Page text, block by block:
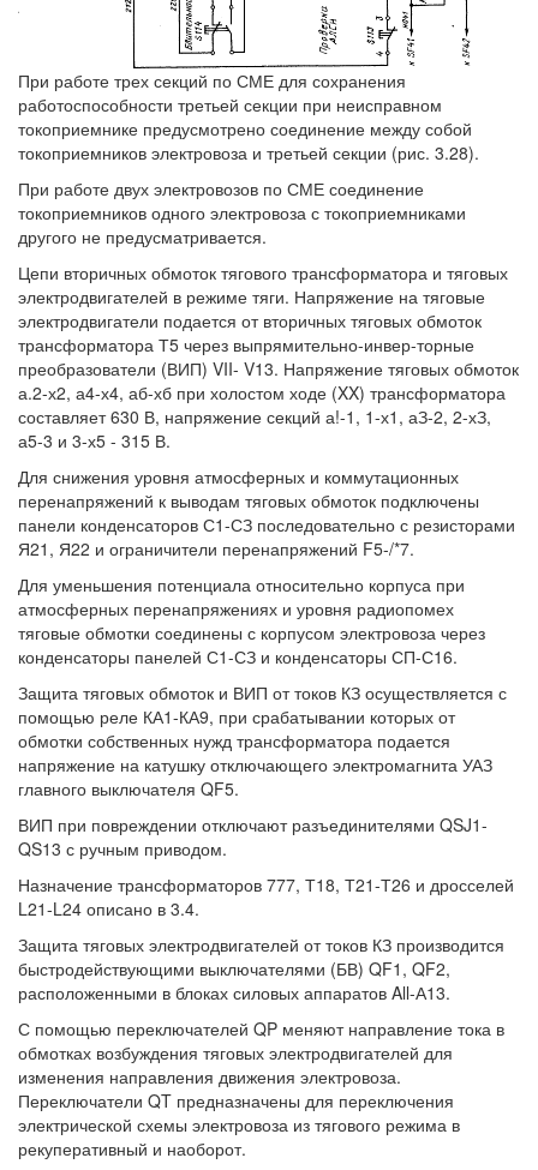
При работе трех секций по СМЕ для сохранения
работоспособности третьей секции при неисправном
токоприемнике предусмотрено соединение между собой
токоприемников электровоза и третьей секции (рис. 3.28).
При работе двух электровозов по СМЕ соединение
токоприемников одного электровоза с токоприемниками
другого не предусматривается.
Цепи вторичных обмоток тягового трансформатора и тяговых
электродвигателей в режиме тяги. Напряжение на тяговые
электродвигатели подается от вторичных тяговых обмоток
трансформатора Т5 через выпрямительно-инвер-торные
преобразователи (ВИП) VII- V13. Напряжение тяговых обмоток
а.2-х2, а4-х4, аб-хб при холостом ходе (XX) трансформатора
составляет 630 В, напряжение секций а!-1, 1-х1, аЗ-2, 2-хЗ,
а5-3 и 3-х5 - 315 В.
Для снижения уровня атмосферных и коммутационных
перенапряжений к выводам тяговых обмоток подключены
панели конденсаторов С1-СЗ последовательно с резисторами
Я21, Я22 и ограничители перенапряжений F5-/*7.
Для уменьшения потенциала относительно корпуса при
атмосферных перенапряжениях и уровня радиопомех
тяговые обмотки соединены с корпусом электровоза через
конденсаторы панелей С1-СЗ и конденсаторы СП-С16.
Защита тяговых обмоток и ВИП от токов КЗ осуществляется с
помощью реле КА1-КА9, при срабатывании которых от
обмотки собственных нужд трансформатора подается
напряжение на катушку отключающего электромагнита УАЗ
главного выключателя QF5.
ВИП при повреждении отключают разъединителями QSJ1-
QS13 с ручным приводом.
Назначение трансформаторов 777, Т18, Т21-Т26 и дросселей
L21-L24 описано в 3.4.
Защита тяговых электродвигателей от токов КЗ производится
быстродействующими выключателями (БВ) QF1, QF2,
расположенными в блоках силовых аппаратов All-А13.
С помощью переключателей QP меняют направление тока в
обмотках возбуждения тяговых электродвигателей для
изменения направления движения электровоза.
Переключатели QT предназначены для переключения
электрической схемы электровоза из тягового режима в
рекуперативный и наоборот.